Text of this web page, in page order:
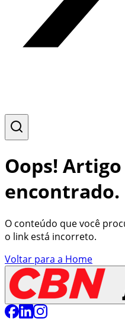
Oops!
encontrado.
O conteúdo que você
o link está incorreto.
Voltar para a Home